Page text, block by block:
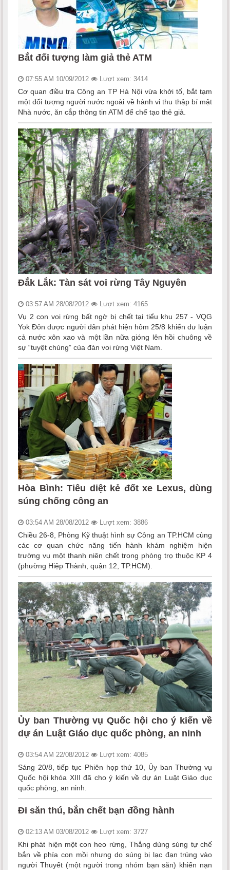
Bắt đối tượng làm giả thẻ ATM
07:55 AM 10/09/2012 Lượt xem: 3414
Cơ quan điều tra Công an TP Hà Nội vừa khởi tố, bắt tạm
một đối tượng người nước ngoài về hành vi thu thập bí mật
Nhà nước, ăn cắp thông tin ATM để chế tạo thẻ giả.
Đắk Lắk: Tàn sát voi rừng Tây Nguyên
03:57 AM 28/08/2012 Lượt xem: 4165
Vụ 2 con voi rừng bất ngờ bị chết tại tiểu khu 257 - VQG
Yok Đôn được người dân phát hiện hôm 25/8 khiến dư luận
cả nước xôn xao và một lần nữa gióng lên hồi chuông về
sự “tuyệt chủng” của đàn voi rừng Việt Nam.
Hòa Bình: Tiêu diệt kẻ đốt xe Lexus, dùng
súng chống công an
03:54 AM 28/08/2012 Lượt xem: 3886
Chiều 26-8, Phòng Kỹ thuật hình sự Công an TP.HCM cùng
các cơ quan chức năng tiến hành khám nghiệm hiện
trường vụ một thanh niên chết trong phòng trọ thuộc KP 4
(phường Hiệp Thành, quận 12, TP.HCM).
Ủy ban Thường vụ Quốc hội cho ý kiến về
dự án Luật Giáo dục quốc phòng, an ninh
03:54 AM 22/08/2012 Lượt xem: 4085
Sáng 20/8, tiếp tục Phiên họp thứ 10, Ủy ban Thường vụ
Quốc hội khóa XIII đã cho ý kiến về dự án Luật Giáo dục
quốc phòng, an ninh.
Đi săn thú, bắn chết bạn đồng hành
02:13 AM 03/08/2012 Lượt xem: 3727
Khi phát hiện một con heo rừng, Thắng dùng súng tự chế
bắn về phía con mồi nhưng do súng bị lạc đạn trúng vào
người Thuyết (một người trong nhóm bạn săn) khiến nạn